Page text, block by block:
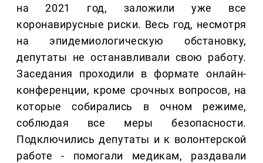
на 2021 год, заложили уже все
коронавирусные риски. Весь год, несмотря
на эпидемиологическую обстановку,
депутаты не останавливали свою работу.
Заседания проходили в формате онлайн-
конференции, кроме срочных вопросов, на
которые собирались в очном режиме,
соблюдая все меры безопасности.
Подключились депутаты и к волонтерской
работе - помогали медикам, раздавали